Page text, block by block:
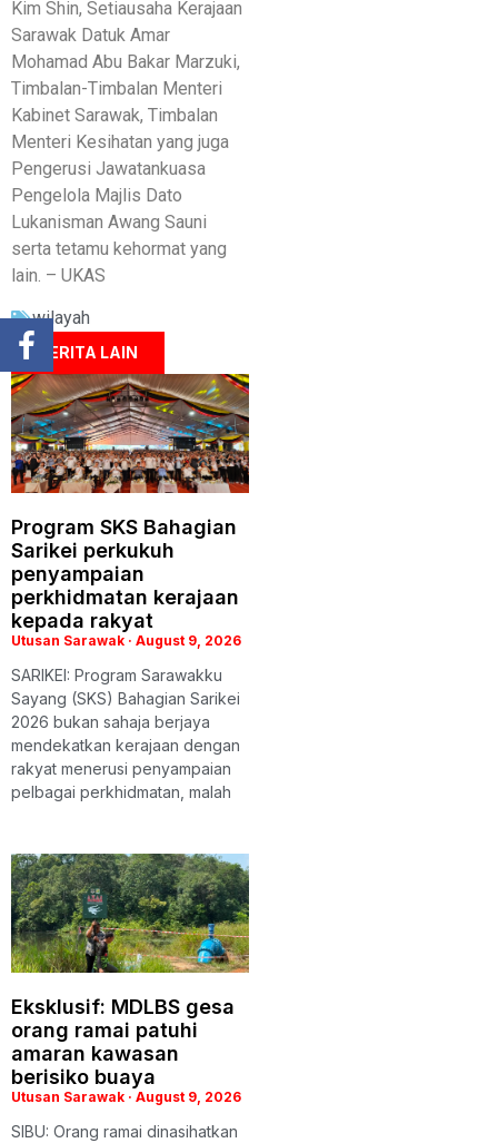
Kim Shin, Setiausaha Kerajaan
Sarawak Datuk Amar
Mohamad Abu Bakar Marzuki,
Timbalan-Timbalan Menteri
Kabinet Sarawak, Timbalan
Menteri Kesihatan yang juga
Pengerusi Jawatankuasa
Pengelola Majlis Dato
Lukanisman Awang Sauni
serta tetamu kehormat yang
lain. – UKAS
wilayah
BERITA LAIN
Program SKS Bahagian
Sarikei perkukuh
penyampaian
perkhidmatan kerajaan
kepada rakyat
Utusan Sarawak August 9, 2026
SARIKEI: Program Sarawakku
Sayang (SKS) Bahagian Sarikei
2026 bukan sahaja berjaya
mendekatkan kerajaan dengan
rakyat menerusi penyampaian
pelbagai perkhidmatan, malah
Eksklusif: MDLBS gesa
orang ramai patuhi
amaran kawasan
berisiko buaya
Utusan Sarawak August 9, 2026
SIBU: Orang ramai dinasihatkan